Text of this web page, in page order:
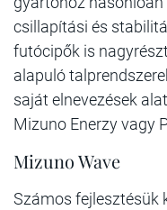
csillapítási és
futócipők is
alapuló
saját elnevezések
Mizuno Enerzy vagy
Mizuno Wave
Számos fejlesztésük